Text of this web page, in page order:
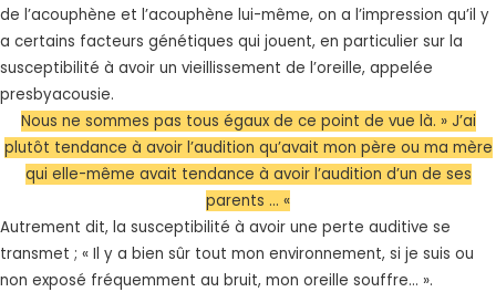
de l’acouphène et l’acouphène lui-même, on a l’impression qu’il y
a certains facteurs génétiques qui jouent, en particulier sur la
susceptibilité à avoir un vieillissement de l’oreille, appelée
presbyacousie.
Nous ne sommes pas tous égaux de ce point de vue là. » J’ai
plutôt tendance à avoir l’audition qu’avait mon père ou ma mère
qui elle-même avait tendance à avoir l’audition d’un de ses
parents … «
Autrement dit, la susceptibilité à avoir une perte auditive se
transmet ; « Il y a bien sûr tout mon environnement, si je suis ou
non exposé fréquemment au bruit, mon oreille souffre... ».